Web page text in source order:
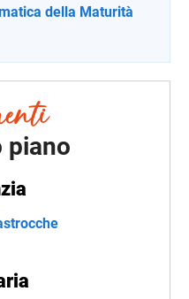
della Maturità
piano